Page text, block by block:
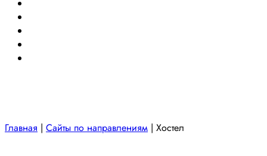
Главная | Сайты по направлениям | Хостел